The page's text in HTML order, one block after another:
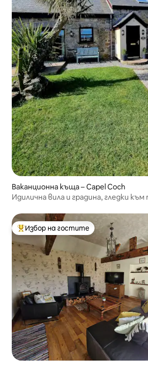
Ваканционна къща – Capel Coch
Идилична вила и градина, гледки
Най-популярен избор на гостите
Избор на гостите